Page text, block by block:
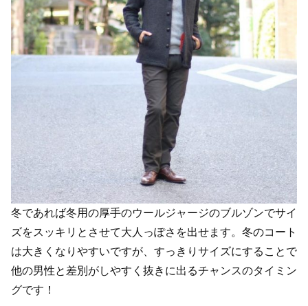
冬であれば冬用の厚手のウールジャージのブルゾンでサイ
ズをスッキリとさせて大人っぽさを出せます。冬のコート
は大きくなりやすいですが、すっきりサイズにすることで
他の男性と差別がしやすく抜きに出るチャンスのタイミン
グです！